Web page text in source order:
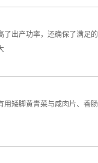
出产功率，还确保了满
矮脚黄青菜与咸肉片、